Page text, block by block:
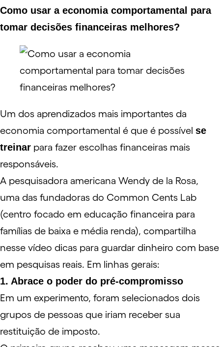
Como usar a economia comportamental para
tomar decisões financeiras melhores?
Um dos aprendizados mais importantes da
economia comportamental é que é possível se
treinar para fazer escolhas financeiras mais
responsáveis.
A pesquisadora americana Wendy de la Rosa,
uma das fundadoras do Common Cents Lab
(centro focado em educação financeira para
famílias de baixa e média renda), compartilha
nesse vídeo dicas para guardar dinheiro com base
em pesquisas reais. Em linhas gerais:
1. Abrace o poder do pré-compromisso
Em um experimento, foram selecionados dois
grupos de pessoas que iriam receber sua
restituição de imposto.